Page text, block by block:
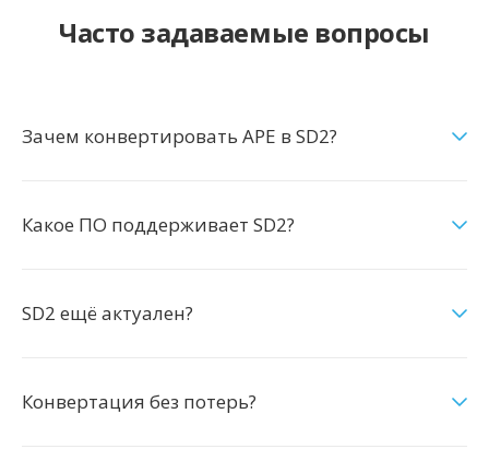
Часто задаваемые вопросы
Зачем конвертировать APE в SD2?
Какое ПО поддерживает SD2?
SD2 ещё актуален?
Конвертация без потерь?